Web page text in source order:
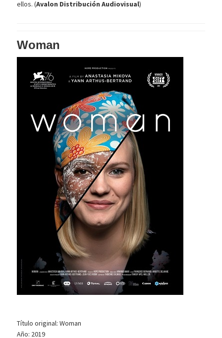
ellos. (Avalon Distribución Audiovisual)
Woman
Título original: Woman
Año: 2019